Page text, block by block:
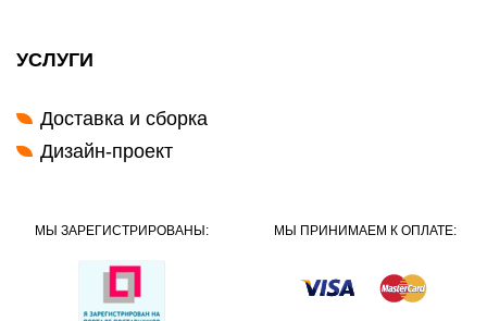
УСЛУГИ
Доставка и сборка
Дизайн-проект
МЫ ЗАРЕГИСТРИРОВАНЫ: МЫ ПРИНИМАЕМ К ОПЛАТЕ: